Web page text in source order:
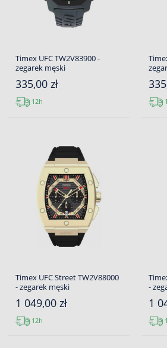
Timex UFC TW2V83900 -
zegarek męski
335,00 zł
12h
Timex UFC Street TW2V88000
- zegarek męski
1 049,00 zł
12h
-
1